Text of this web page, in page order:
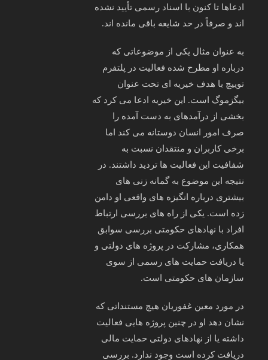
ادعاها تا کنون با اسناد رسمی تأیید نشده‌
اند و صرفاً در حد شایعه باقی مانده‌ اند.
به‌ عنوان مثال یکی از موضوعاتی که
درباره او مطرح شده فعالیت در پلتفرم
توییچ با هدف خیریه‌ ای تحت عنوان
بیگزموگ است. این خیریه ادعا می‌ کرد که
بخشی از درآمدهای به‌ دست‌ آمده را
صرف امور انسان‌ دوستانه می‌ کند اما
برخی کاربران و منتقدان نسبت به
شفافیت این فعالیت‌ ها تردید داشتند. در
نتیجه این موضوع به گمانه‌ زنی‌ های
بیشتری درباره انگیزه‌ های واقعی او دامن
زده است. یکی از راه‌ های بررسی ارتباط
افراد با نهادهای حکومتی بررسی سوابق
همکاری، مشارکت در پروژه‌ های دولتی و
یا دریافت حمایت‌ های رسمی از سوی
سازمان‌ های حکومتی است.
در مورد معین غفوریان هیچ مستنداتی که
نشان دهد او در چنین پروژه‌ هایی فعالیت
داشته یا از نهادهای دولتی حمایت مالی
دریافت کرده است وجود ندارد. بررسی